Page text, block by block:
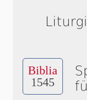
Biblia
1545